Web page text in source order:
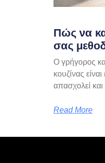
Πώς να
σας
Ο γρήγορος
κουζίνας
απασχολεί
Read More